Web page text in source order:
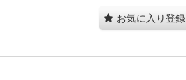
お気に入り登録